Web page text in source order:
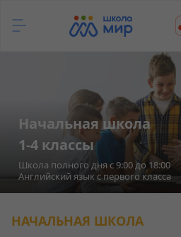
Начальная школа
1-4 классы
Школа полного дня с 9:00 до 18:00
Английский язык с первого класса
НАЧАЛЬНАЯ ШКОЛА